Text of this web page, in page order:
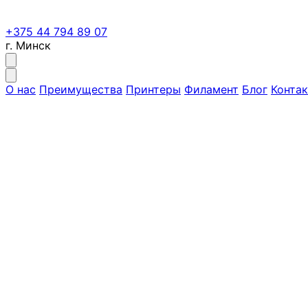
+375 44 794 89 07
г. Минск
О нас Преимущества Принтеры Филамент Блог